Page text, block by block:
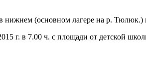
нижнем (основном лагере на р.
г. в 7.00 ч. с площади от детской